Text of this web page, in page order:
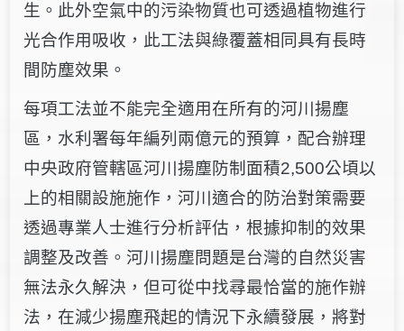
生。此外空氣中的污染物質也可透過植物進行
光合作用吸收，此工法與綠覆蓋相同具有長時
間防塵效果。
每項工法並不能完全適用在所有的河川揚塵
區，水利署每年編列兩億元的預算，配合辦理
中央政府管轄區河川揚塵防制面積2,500公頃以
上的相關設施施作，河川適合的防治對策需要
透過專業人士進行分析評估，根據抑制的效果
調整及改善。河川揚塵問題是台灣的自然災害
無法永久解決，但可從中找尋最恰當的施作辦
法，在減少揚塵飛起的情況下永續發展，將對